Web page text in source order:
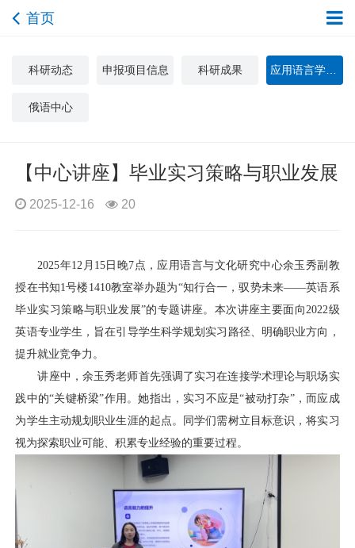
首页
科研动态 申报项目信息 科研成果
俄语中心
【中心讲座】毕业实习策略与职业发展
2025-12-16 20
2025年12月15日晚7点，应用语言与文化研究中心余玉秀副教
授在书知1号楼1410教室举办题为“知行合一，驭势未来——英语系
毕业实习策略与职业发展”的专题讲座。本次讲座主要面向2022级
英语专业学生，旨在引导学生科学规划实习路径、明确职业方向，
提升就业竞争力。
讲座中，余玉秀老师首先强调了实习在连接学术理论与职场实
践中的“关键桥梁”作用。她指出，实习不应是“被动打杂”，而应成
为学生主动规划职业生涯的起点。同学们需树立目标意识，将实习
视为探索职业可能、积累专业经验的重要过程。